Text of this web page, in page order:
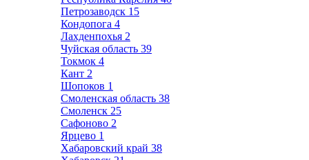
Петрозаводск 15
Кондопога 4
Лахденпохья 2
Чуйская область 39
Токмок 4
Кант 2
Шопоков 1
Смоленская область 38
Смоленск 25
Сафоново 2
Ярцево 1
Хабаровский край 38